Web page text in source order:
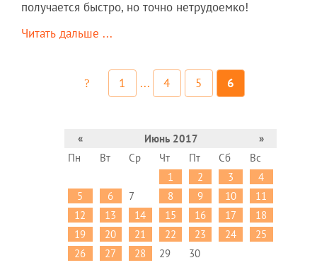
получается быстро, но точно нетрудоемко!
Читать дальше ...
1 ... 4 5 6
« Июнь 2017
»
Пн
Вт Ср Чт Пт Сб
Вс
1
2 3
4
5
6 7 8 9 10
11
12
13 14 15 16 17
18
19
20 21 22 23 24
25
26
27 28 29 30